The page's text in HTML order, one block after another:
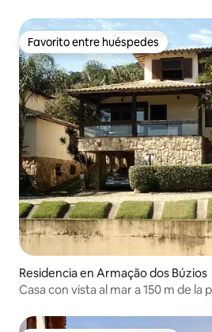
Favorito entre huéspedes
Favorito entre huéspedes
Residencia en Armação dos Búzios
Casa con vista al mar a 150 m de la